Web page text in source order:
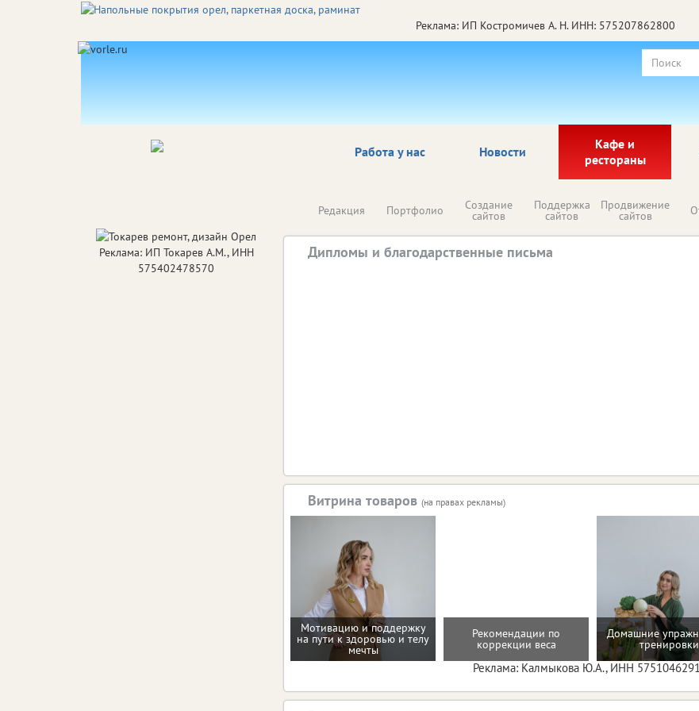
Реклама: ИП Костромичев А. Н. ИНН: 575207862800
Работа у нас Новости
Кафе и
рестораны
Редакция Портфолио Создание
сайтов
Поддержка
сайтов
Продвижение
сайтов
Дипломы и благодарственные письма
Витрина товаров (на правах рекламы)
Мотивацию и поддержку
на пути к здоровью и телу
мечты
Рекомендации по
коррекции веса
Домашние
тренировки
Реклама: Калмыкова Ю.А., ИНН
Реклама: ИП Токарев А.М., ИНН
575402478570